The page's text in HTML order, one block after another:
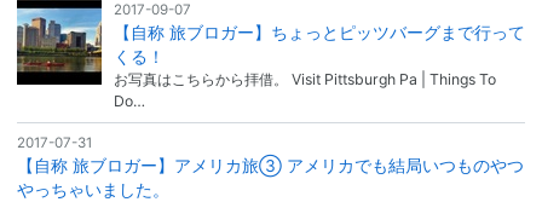
2017-09-07
【自称 旅ブロガー】ちょっとピッツバーグまで行って
くる！
お写真はこちらから拝借。 Visit Pittsburgh Pa | Things To
Do…
2017-07-31
【自称 旅ブロガー】アメリカ旅③ アメリカでも結局いつものやつ
やっちゃいました。